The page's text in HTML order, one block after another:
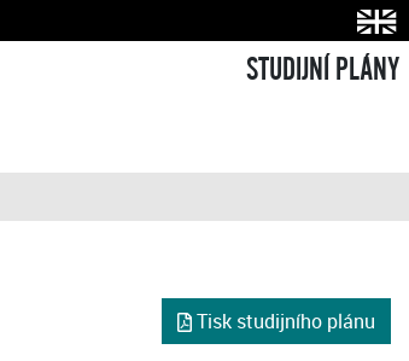
STUDIJNÍ PLÁNY
Tisk studijního plánu